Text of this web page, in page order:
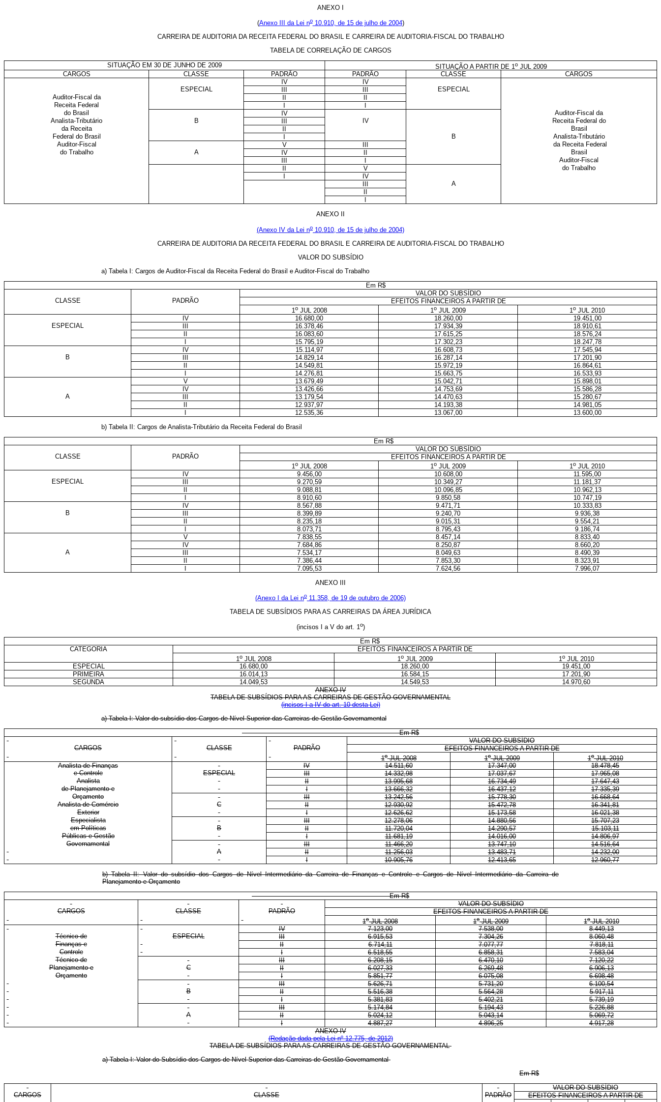
ANEXO I
(Anexo III da Lei no10.910, de 15 de julho de 2004)
CARREIRA DE AUDITORIA DA RECEITA FEDERAL DO BRASIL E CARREIRA DE AUDITORIA-FISCAL DO TRABALHO
TABELA DE CORRELAÇÃO DE CARGOS
SITUAÇÃO EM 30 DE JUNHO DE 2009
SITUAÇÃO A PARTIR DE 1oJUL 2009
CARGOS
CLASSE PADRÃO PADRÃO CLASSE
CARGOS
IV
IV
ESPECIAL
ESPECIAL
Auditor-Fiscal da
Receita Federal
do Brasil
IV
Auditor-Fiscal da
Analista-Tributário
B IV
Receita Federal do
da Receita
Brasil
Federal do Brasil
B
Analista-Tributário
Auditor-Fiscal
V
da Receita Federal
do Trabalho
A IV
Brasil
Auditor-Fiscal
V
do Trabalho
IV
A
ANEXO II
(Anexo IV da Lei no 10.910, de 15 de julho de 2004)
CARREIRA DE AUDITORIA DA RECEITA FEDERAL DO BRASIL E CARREIRA DE AUDITORIA-FISCAL DO TRABALHO
VALOR DO SUBSÍDIO
a) Tabela I: Cargos de Auditor-Fiscal da Receita Federal do Brasil e Auditor-Fiscal do Trabalho
Em R$
VALOR DO SUBSÍDIO
CLASSE
PADRÃO
EFEITOS FINANCEIROS A PARTIR DE
1 oJUL 2008 1 o JUL 2009 1 o JUL 2010
IV
16.680,00 18.260,00
19.451,00
ESPECIAL
III 16.378,46 17.934,39
18.910,61
II
16.083,60 17.615,25
18.576,24
I
15.795,19 17.302,23
18.247,78
IV
15.114,97 16.608,73
17.545,94
B
III 14.829,14 16.287,14
17.201,90
II
14.549,81 15.972,19
16.864,61
I
14.276,81 15.663,75
16.533,93
V
13.679,49 15.042,71
15.898,01
IV
13.426,66 14.753,69
15.586,28
A
III 13.179,54 14.470,63
15.280,67
II
12.937,97 14.193,38
14.981,05
I
12.535,36 13.067,00
13.600,00
b) Tabela II: Cargos de Analista-Tributário da Receita Federal do Brasil
Em R$
VALOR DO SUBSÍDIO
CLASSE
PADRÃO
EFEITOS FINANCEIROS A PARTIR DE
1 oJUL 2008 1 o JUL 2009 1 o JUL 2010
IV
9.456,00 10.608,00
11.595,00
ESPECIAL
III 9.270,59 10.349,27
11.181,37
II
9.088,81 10.096,85
10.962,13
I
8.910,60 9.850,58
10.747,19
IV
8.567,88 9.471,71
10.333,83
B
III 8.399,89 9.240,70
9.936,38
II
8.235,18 9.015,31
9.554,21
I
8.073,71 8.795,43
9.186,74
V
7.838,55 8.457,14
8.833,40
IV
7.684,86 8.250,87
8.660,20
A
III 7.534,17 8.049,63
8.490,39
II
7.386,44 7.853,30
8.323,91
I
7.095,53 7.624,56
7.996,07
ANEXO III
(Anexo I da Lei no 11.358, de 19 de outubro de 2006)
TABELA DE SUBSÍDIOS PARA AS CARREIRAS DA ÁREA JURÍDICA
(incisos I a V do art. 1o)
Em R$
CATEGORIA
EFEITOS FINANCEIROS A PARTIR DE
1oJUL 2008 1oJUL 2009 1oJUL 2010
ESPECIAL
16.680,00 18.260,00
19.451,00
PRIMEIRA
16.014,13 16.584,15
17.201,90
SEGUNDA
14.049,53 14.549,53
14.970,60
ANEXO IV
TABELA DE SUBSÍDIOS PARA AS CARREIRAS DE GESTÃO GOVERNAMENTAL
(incisos I a IV do art. 10 desta Lei)
a) Tabela I: Valor do subsídio dos Cargos de Nível Superior das Carreiras de Gestão Governamental
Em R$
VALOR DO SUBSÍDIO
CARGOS
CLASSE PADRÃO
EFEITOS FINANCEIROS A PARTIR DE
1oJUL 2008 1oJUL 2009 1oJUL 2010
Analista de Finanças
IV 14.511,60 17.347,00
18.478,45
e Controle
ESPECIAL III 14.332,98 17.037,67
17.965,08
Analista
II 13.995,68 16.734,49
17.647,43
de Planejamento e
I 13.666,32 16.437,12
17.335,39
Orçamento
III 13.242,56 15.778,30
16.668,64
Analista de Comércio
C II 12.930,92 15.472,78
16.341,81
Exterior
I 12.626,62 15.173,58
16.021,38
Especialista
III 12.278,06 14.880,56
15.707,23
em Políticas
B II 11.720,04 14.290,57
15.103,11
Públicas e Gestão
I 11.681,19 14.016,00
14.806,97
Governamental
III 11.466,20 13.747,10
14.516,64
A
II 11.256,03 13.483,71
14.232,00
I
10.905,76 12.413,65
12.960,77
b) Tabela II: Valor do subsídio dos Cargos de Nível Intermediário da Carreira de Finanças e Controle e Cargos de Nível Intermediário da Carreira de
Planejamento e Orçamento
Em R$
VALOR DO SUBSÍDIO
CARGOS
CLASSE PADRÃO
EFEITOS FINANCEIROS A PARTIR DE
1oJUL 2008 1oJUL 2009 1oJUL 2010
IV
7.123,00 7.538,00
8.449,13
Técnico de
ESPECIAL III 6.915,53 7.304,26
8.060,48
Finanças e
II 6.714,11 7.077,77
7.818,11
Controle
I 6.518,55 6.858,31
7.583,04
Técnico de
III 6.208,15 6.470,10
7.120,22
Planejamento e
C II 6.027,33 6.269,48
6.906,13
Orçamento
I 5.851,77 6.075,08
6.698,48
III
5.626,71 5.731,20
6.100,54
B
II 5.516,38 5.564,28
5.917,11
I
5.381,83 5.402,21
5.739,19
III
5.174,84 5.194,43
5.226,88
A
II 5.024,12 5.043,14
5.069,72
I
4.887,27 4.896,25
4.917,28
ANEXO IV
(Redação dada pela Lei nº 12.775, de 2012)
TABELA DE SUBSÍDIOS PARA AS CARREIRAS DE GESTÃO GOVERNAMENTAL
a) Tabela I: Valor do Subsídio dos Cargos de Nível Superior das Carreiras de Gestão Governamental
Em R$
VALOR DO SUBSÍDIO
CARGOS
CLASSE PADRÃO
EFEITOS FINANCEIROS A PARTIR DE